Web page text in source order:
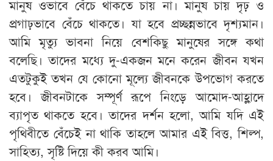
মানুষ ওভাবে বেঁচে থাকতে চায় না। মানুষ চায় দৃঢ় ও
প্রগাঢ়ভাবে বেঁচে থাকতে। যা হবে প্রচ্ছন্নভাবে দৃশ্যমান।
আমি মৃত্যু ভাবনা নিয়ে বেশকিছু মানুষের সঙ্গে কথা
বলেছি। তাদের মধ্যে দু-একজন মনে করেন জীবন যখন
এতটুকুই তখন যে কোনো মূল্যে জীবনকে উপভোগ করতে
হবে। জীবনটাকে সম্পূর্ণ রূপে নিংড়ে আমোদ-আহ্লাদে
ব্যাপৃত থাকতে হবে। তাদের দর্শন হলো, আমি যদি এই
পৃথিবীতে বেঁচেই না থাকি তাহলে আমার এই বিত্ত, শিল্প,
সাহিত্য, সৃষ্টি দিয়ে কী করব আমি।